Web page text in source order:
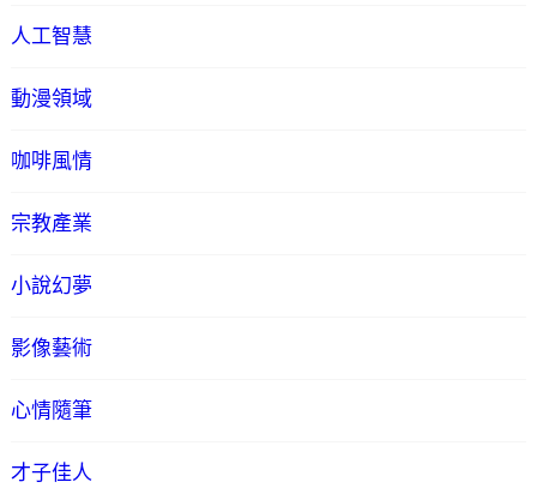
人工智慧
動漫領域
咖啡風情
宗教產業
小說幻夢
影像藝術
心情隨筆
才子佳人